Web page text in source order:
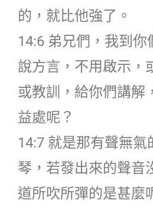
的，就比他強了。
14:6 弟兄們，我到你
說方言，不用啟示，
或教訓，給你們講解
益處呢？
14:7 就是那有聲無
琴，若發出來的聲音
道所吹所彈的是甚麼